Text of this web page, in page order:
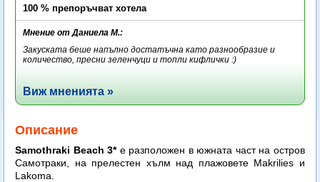
100 % препоръчват хотела
Мнение от Даниела М.:
Закуската беше напълно достатъчна като разнообразие и
количество, пресни зеленчуци и топли кифлички :)
Виж мненията »
Описание
Samothraki Beach 3*е разположен в южната част на остров
Самотраки, на прелестен хълм над плажовете Makrilies и
Lakoma.